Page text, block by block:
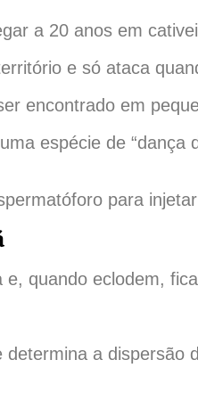
a 20 anos em
e só ataca
encontrado em
espécie de “dança
para
quando eclodem,
a dispersão